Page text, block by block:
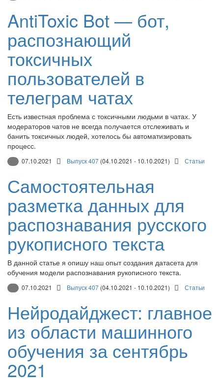
AntiToxic Bot — бот,
распознающий
токсичных
пользователей в
телеграм чатах
Есть известная проблема с токсичными людьми в чатах. У
модераторов чатов не всегда получается отслеживать и
банить токсичных людей, хотелось бы автоматизировать
процесс.
07.10.2021 Выпуск 407 (04.10.2021 - 10.10.2021) Статьи
Самостоятельная
разметка данных для
распознавания русского
рукописного текста
В данной статье я опишу наш опыт создания датасета для
обучения модели распознавания рукописного текста.
07.10.2021 Выпуск 407 (04.10.2021 - 10.10.2021) Статьи
Нейродайджест: главное
из области машинного
обучения за сентябрь
2021